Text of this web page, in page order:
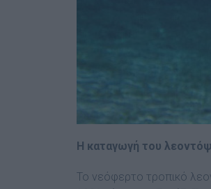
Η καταγωγή του
Το νεόφερτο τροπικό